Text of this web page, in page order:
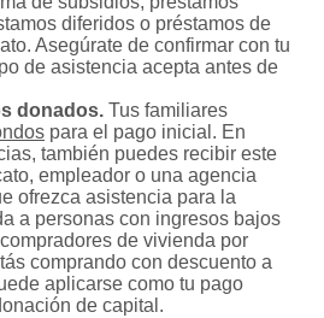
diferidos o préstamos de
Asegúrate de confirmar con tu
de asistencia acepta antes de
donados. Tus familiares
para el pago inicial. En
también puedes recibir este
empleador o una agencia
ofrezca asistencia para la
a personas con ingresos bajos
de vivienda por
comprando con descuento a
aplicarse como tu pago
de capital.